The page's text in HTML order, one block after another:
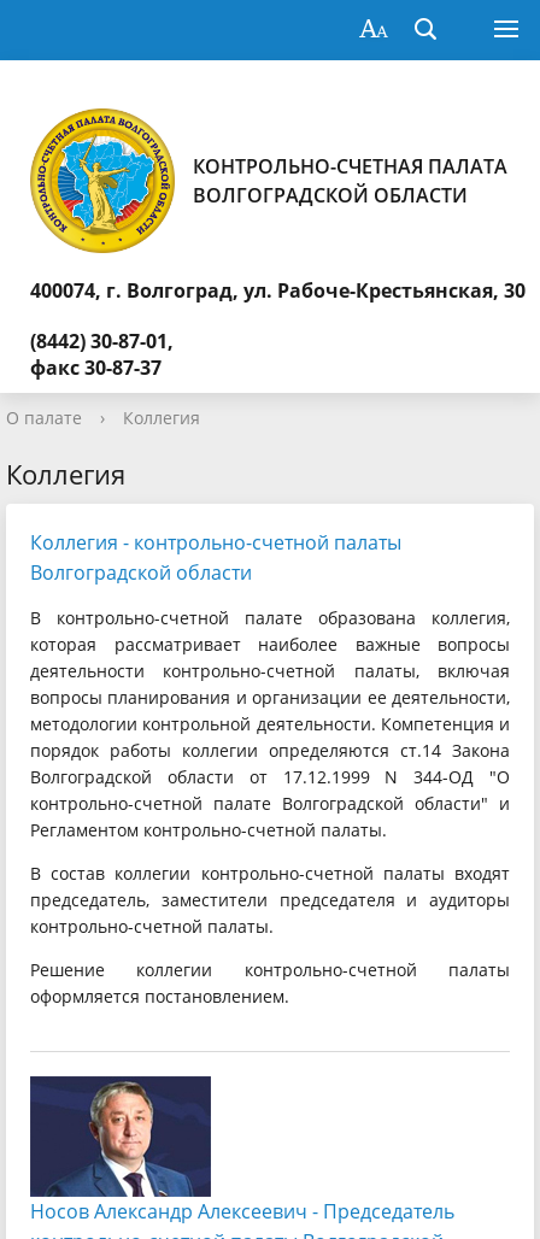
КОНТРОЛЬНО-СЧЕТНАЯ ПАЛАТА
ВОЛГОГРАДСКОЙ ОБЛАСТИ
400074, г. Волгоград, ул. Рабоче-Крестьянская, 30
(8442) 30-87-01,
факс 30-87-37
О палате › Коллегия
Коллегия
Коллегия - контрольно-счетной палаты
Волгоградской области
В контрольно-счетной палате образована коллегия,
которая рассматривает наиболее важные вопросы
деятельности контрольно-счетной палаты, включая
вопросы планирования и организации ее деятельности,
методологии контрольной деятельности. Компетенция и
порядок работы коллегии определяются ст.14 Закона
Волгоградской области от 17.12.1999 N 344-ОД "О
контрольно-счетной палате Волгоградской области" и
Регламентом контрольно-счетной палаты.
В состав коллегии контрольно-счетной палаты входят
председатель, заместители председателя и аудиторы
контрольно-счетной палаты.
Решение коллегии контрольно-счетной палаты
оформляется постановлением.
Носов Александр Алексеевич - Председатель